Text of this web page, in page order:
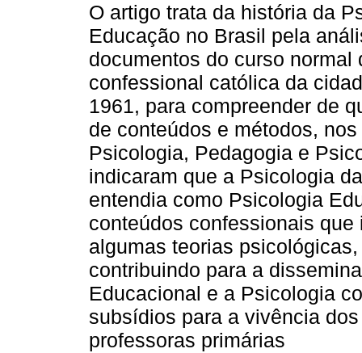
O artigo trata da história da
Educação no Brasil pela
documentos do curso normal
confessional católica da
1961, para compreender de
de conteúdos e métodos,
Psicologia, Pedagogia e
indicaram que a Psicologia
entendia como Psicologia
conteúdos confessionais
algumas teorias
contribuindo para a
Educacional e a Psicologia
subsídios para a vivência
professoras primárias